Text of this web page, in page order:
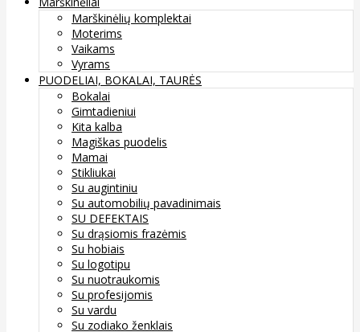
Marškinėlių komplektai
Moterims
Vaikams
Vyrams
PUODELIAI, BOKALAI, TAURĖS
Bokalai
Gimtadieniui
Kita kalba
Magiškas puodelis
Mamai
Stikliukai
Su augintiniu
Su automobilių pavadinimais
SU DEFEKTAIS
Su drąsiomis frazėmis
Su hobiais
Su logotipu
Su nuotraukomis
Su profesijomis
Su vardu
Su zodiako ženklais